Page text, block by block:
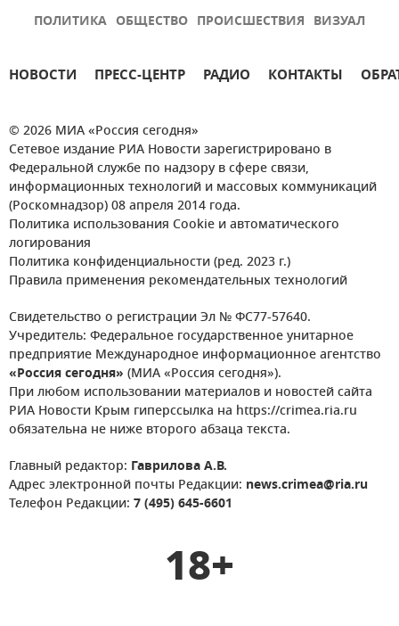
ПОЛИТИКА ОБЩЕСТВО ПРОИСШЕСТВИЯ ВИЗУАЛ
НОВОСТИ ПРЕСС-ЦЕНТР РАДИО КОНТАКТЫ
© 2026 МИА «Россия сегодня»
Сетевое издание РИА Новости зарегистрировано в
Федеральной службе по надзору в сфере связи,
информационных технологий и массовых коммуникаций
(Роскомнадзор) 08 апреля 2014 года.
Политика использования Cookie и автоматического
логирования
Политика конфиденциальности (ред. 2023 г.)
Правила применения рекомендательных технологий
Свидетельство о регистрации Эл № ФС77-57640.
Учредитель: Федеральное государственное унитарное
предприятие Международное информационное агентство
«Россия сегодня» (МИА «Россия сегодня»).
При любом использовании материалов и новостей сайта
РИА Новости Крым гиперссылка на https://crimea.ria.ru
обязательна не ниже второго абзаца текста.
Главный редактор: Гаврилова А.В.
Адрес электронной почты Редакции: news.crimea@ria.ru
Телефон Редакции: 7 (495) 645-6601
18+